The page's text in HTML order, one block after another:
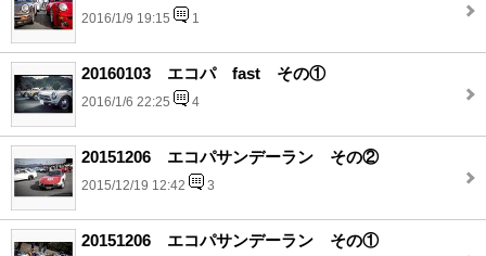
2016/1/9 19:15 1
20160103 エコパ fast その①
2016/1/6 22:25 4
20151206 エコパサンデーラン その②
2015/12/19 12:42 3
20151206 エコパサンデーラン その①